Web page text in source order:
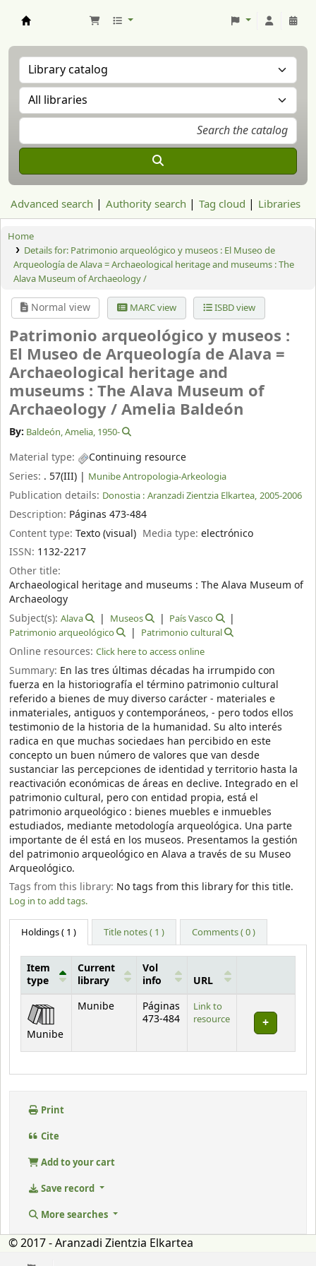
Advanced search Authority search Tag cloud Libraries
Home
Details for: Patrimonio arqueológico y museos : El Museo de
Arqueología de Alava = Archaeological heritage and museums : The
Alava Museum of Archaeology /
Normal view MARC view ISBD view
Patrimonio arqueológico y museos :
El Museo de Arqueología de Alava =
Archaeological heritage and
museums : The Alava Museum of
Archaeology /Amelia Baldeón
By: Baldeón, Amelia, 1950-
Material type:
Continuing resource
Series: . 57(III) | Munibe Antropologia-Arkeologia
Publication details: Donostia : Aranzadi Zientzia Elkartea, 2005-2006
Description: Páginas 473-484
Content type: Texto (visual) Media type:electrónico
ISSN: 1132-2217
Other title:
Archaeological heritage and museums : The Alava Museum of
Archaeology
Subject(s): Alava Museos
País Vasco
Patrimonio arqueológico
Patrimonio cultural
Online resources: Click here to access online
Summary: En las tres últimas décadas ha irrumpido con
fuerza en la historiografía el término patrimonio cultural
referido a bienes de muy diverso carácter - materiales e
inmateriales, antiguos y contemporáneos, - pero todos ellos
testimonio de la historia de la humanidad. Su alto interés
radica en que muchas sociedaes han percibido en este
concepto un buen número de valores que van desde
sustanciar las percepciones de identidad y territorio hasta la
reactivación económicas de áreas en declive. Integrado en el
patrimonio cultural, pero con entidad propia, está el
patrimonio arqueológico : bienes muebles e inmuebles
estudiados, mediante metodología arqueológica. Una parte
importante de él está en los museos. Presentamos la gestión
del patrimonio arqueológico en Alava a través de su Museo
Arqueológico.
Tags from this library: No tags from this library for this title.
Log in to add tags.
Holdings( 1 ) Title notes ( 1 ) Comments ( 0 )
Holdings
Item
type
Current
library
Vol
info
URL
Munibe
Munibe
Páginas
473-484
Link to
resource
Print
Cite
Add to your cart
Save record
More searches
© 2017 - Aranzadi Zientzia Elkartea